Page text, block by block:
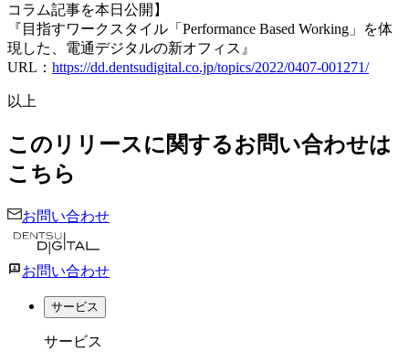
コラム記事を本日公開】
『目指すワークスタイル「Performance Based Working」を体
現した、電通デジタルの新オフィス』
URL： https://dd.dentsudigital.co.jp/topics/2022/0407-001271/
以上
このリリースに関するお問い合わせは
こちら
お問い合わせ
お問い合わせ
サービス
サービス